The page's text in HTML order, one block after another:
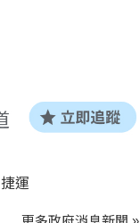
捷運